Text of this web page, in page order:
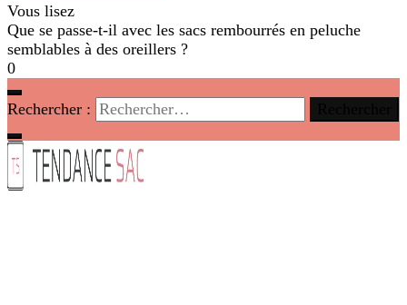
Vous lisez
Que se passe-t-il avec les sacs rembourrés en peluche
semblables à des oreillers ?
0
Rechercher :